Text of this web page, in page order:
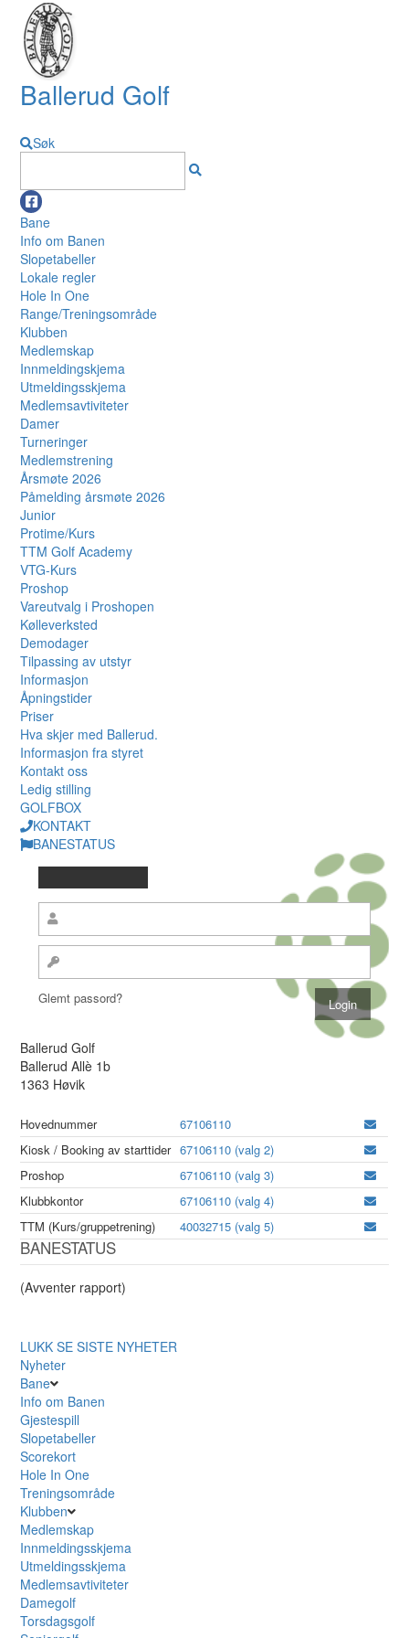
Ballerud Golf
Søk
Bane
Info om Banen
Slopetabeller
Lokale regler
Hole In One
Range/Treningsområde
Klubben
Medlemskap
Innmeldingskjema
Utmeldingsskjema
Medlemsavtiviteter
Damer
Turneringer
Medlemstrening
Årsmøte 2026
Påmelding årsmøte 2026
Junior
Protime/Kurs
TTM Golf Academy
VTG-Kurs
Proshop
Vareutvalg i Proshopen
Kølleverksted
Demodager
Tilpassing av utstyr
Informasjon
Åpningstider
Priser
Hva skjer med Ballerud.
Informasjon fra styret
Kontakt oss
Ledig stilling
GOLFBOX
KONTAKT
BANESTATUS
Glemt passord?
Ballerud Golf
Ballerud Allè 1b
1363 Høvik
Hovednummer
67106110
Kiosk / Booking av starttider 67106110 (valg 2)
Proshop
67106110 (valg 3)
Klubbkontor
67106110 (valg 4)
TTM (Kurs/gruppetrening)
40032715 (valg 5)
BANESTATUS
(Avventer rapport)
LUKK SE SISTE NYHETER
Nyheter
Bane
Info om Banen
Gjestespill
Slopetabeller
Scorekort
Hole In One
Treningsområde
Klubben
Medlemskap
Innmeldingsskjema
Utmeldingsskjema
Medlemsavtiviteter
Damegolf
Torsdagsgolf